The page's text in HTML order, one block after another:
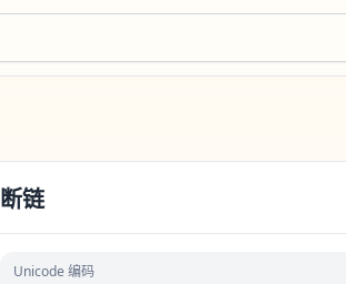
断链
Unicode 编码